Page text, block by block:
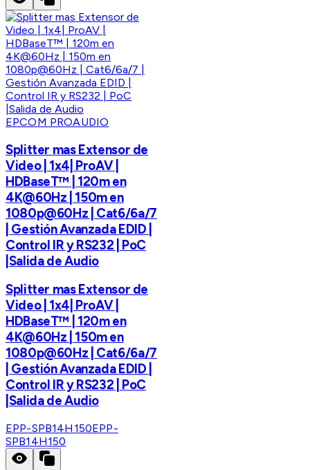
EPCOM PROAUDIO
Splitter mas Extensor de
Video | 1x4| ProAV |
HDBaseT™ | 120m en
4K@60Hz | 150m en
1080p@60Hz | Cat6/6a/7
| Gestión Avanzada EDID |
Control IR y RS232 | PoC
|Salida de Audio
Splitter mas Extensor de
Video | 1x4| ProAV |
HDBaseT™ | 120m en
4K@60Hz | 150m en
1080p@60Hz | Cat6/6a/7
| Gestión Avanzada EDID |
Control IR y RS232 | PoC
|Salida de Audio
EPP-SPB14H150EPP-
SPB14H150